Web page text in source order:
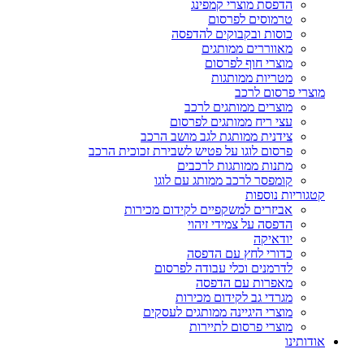
הדפסת מוצרי קמפינג
טרמוסים לפרסום
כוסות ובקבוקים להדפסה
מאווררים ממותגים
מוצרי חוף לפרסום
מטריות ממותגות
מוצרי פרסום לרכב
מוצרים ממותגים לרכב
עצי ריח ממותגים לפרסום
צידנית ממותגת לגב מושב הרכב
פרסום לוגו על פטיש לשבירת זכוכית הרכב
מתנות ממותגות לרכבים
קומפסר לרכב ממותג עם לוגו
קטגוריות נוספות
אביזרים למשקפיים לקידום מכירות
הדפסה על צמידי זיהוי
יודאיקה
כדורי לחץ עם הדפסה
לדרמנים וכלי עבודה לפרסום
מאפרות עם הדפסה
מגרדי גב לקידום מכירות
מוצרי היגיינה ממותגים לעסקים
מוצרי פרסום לתיירות
אודותינו